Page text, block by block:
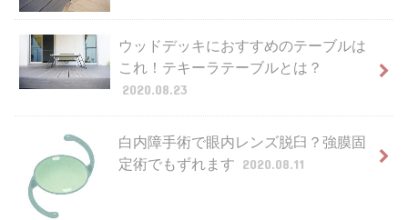
ウッドデッキにおすすめのテーブルは
これ！テキーラテーブルとは？
2020.08.23
白内障手術で眼内レンズ脱臼？強膜固
定術でもずれます 2020.08.11